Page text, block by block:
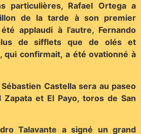
particulières, Rafael Ortega a
de la tarde à son premier
applaudi à l’autre, Fernando
de sifflets que de olés et
qui confirmait, a été ovationné à
Castella sera au paseo
et El Payo, toros de San
Talavante a signé un grand